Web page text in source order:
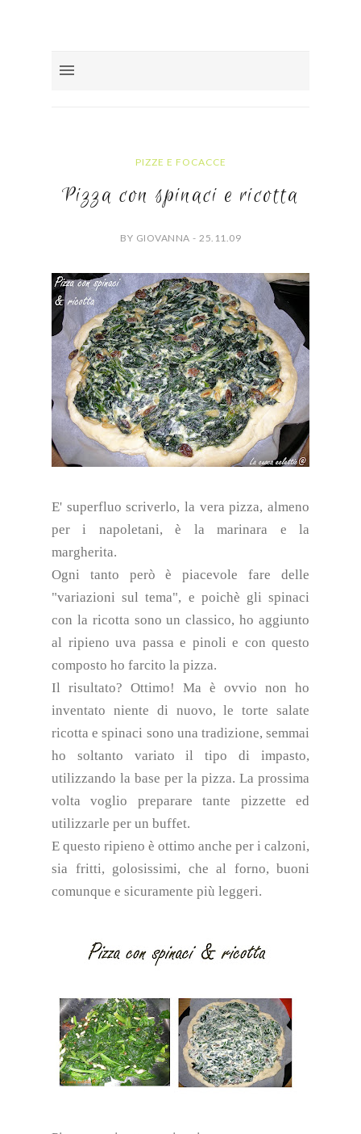
PIZZE E FOCACCE
Pizza con spinaci e ricotta
BY GIOVANNA - 25.11.09
E' superfluo scriverlo, la vera pizza, almeno
per i napoletani, è la marinara e la
margherita.
Ogni tanto però è piacevole fare delle
"variazioni sul tema", e poichè gli spinaci
con la ricotta sono un classico, ho aggiunto
al ripieno uva passa e pinoli e con questo
composto ho farcito la pizza.
Il risultato? Ottimo! Ma è ovvio non ho
inventato niente di nuovo, le torte salate
ricotta e spinaci sono una tradizione, semmai
ho soltanto variato il tipo di impasto,
utilizzando la base per la pizza. La prossima
volta voglio preparare tante pizzette ed
utilizzarle per un buffet.
E questo ripieno è ottimo anche per i calzoni,
sia fritti, golosissimi, che al forno, buoni
comunque e sicuramente più leggeri.